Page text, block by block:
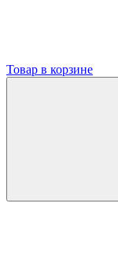
Товар в корзине